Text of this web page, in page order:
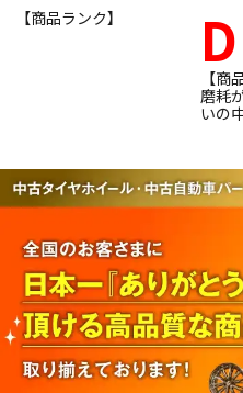
【商品ランク】
D
【
磨耗
いの